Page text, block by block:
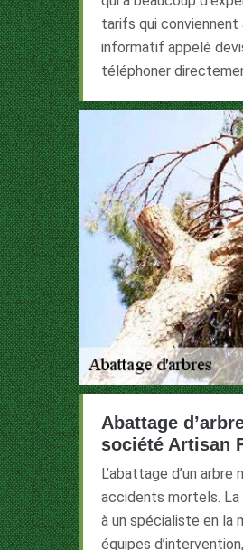
tarifs qui conviennent
informatif appelé
téléphoner
Abattage
société Artisan
L’abattage d’un
accidents mortels. La
à un spécialiste en la
équipes